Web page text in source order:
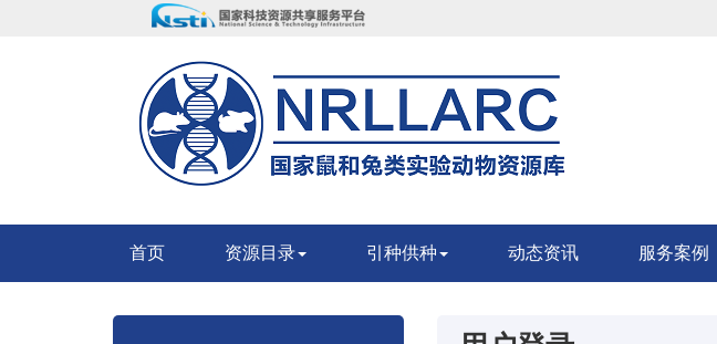
首页 资源目录 引种供种 动态资讯 服务案例